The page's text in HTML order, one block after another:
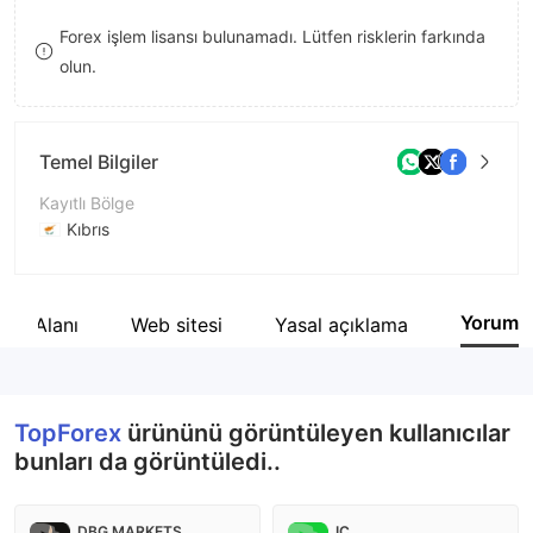
8
9
Forex işlem lisansı bulunamadı. Lütfen risklerin farkında
olun.
Temel Bilgiler
Kayıtlı Bölge
Kıbrıs
Şirket Adı
Alanı Web sitesi Yasal açıklama Yorum
TopForex ürününü görüntüleyen kullanıcılar
bunları da görüntüledi..